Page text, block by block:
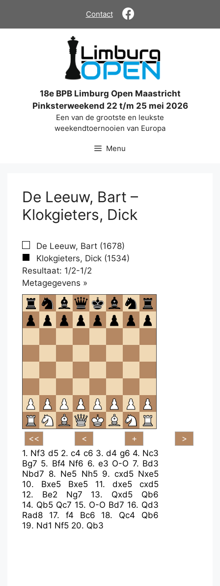
de
Contact
18e BPB Limburg Open Maastricht
Pinksterweekend 22 t/m 25 mei 2026
Een van de grootste en leukste
weekendtoernooien van Europa
Menu
De Leeuw, Bart –
Klokgieters, Dick
De Leeuw, Bart (1678)
Klokgieters, Dick (1534)
Resultaat: 1/2-1/2
Metagegevens »
om
te
openen.
1. Nf3 d5 2.c4 c6 3.d4 g6 4. Nc3
Bg7 5. Bf4 Nf6 6. e3 O-O 7. Bd3
Nbd7 8. Ne5 Nh5 9. cxd5 Nxe5
10. Bxe5 Bxe5 11. dxe5
cxd5
12. Be2 Ng7 13. Qxd5
Qb6
14. Qb5 Qc7 15. O-O Bd7 16. Qd3
Rad8
17. f4 Bc6 18. Qc4
Qb6
19. Nd1 Nf5 20. Qb3